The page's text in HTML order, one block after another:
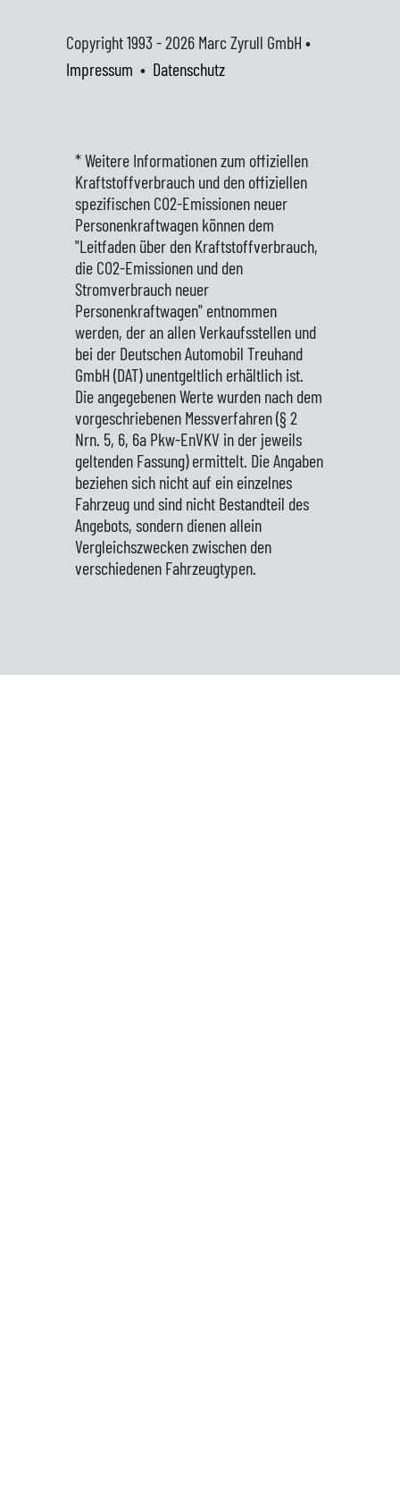
Copyright 1993 - 2026 Marc Zyrull GmbH •
Impressum • Datenschutz
* Weitere Informationen zum offiziellen
Kraftstoffverbrauch und den offiziellen
spezifischen CO2-Emissionen neuer
Personenkraftwagen können dem
"Leitfaden über den Kraftstoffverbrauch,
die CO2-Emissionen und den
Stromverbrauch neuer
Personenkraftwagen" entnommen
werden, der an allen Verkaufsstellen und
bei der Deutschen Automobil Treuhand
GmbH (DAT) unentgeltlich erhältlich ist.
Die angegebenen Werte wurden nach dem
vorgeschriebenen Messverfahren (§ 2
Nrn. 5, 6, 6a Pkw-EnVKV in der jeweils
geltenden Fassung) ermittelt. Die Angaben
beziehen sich nicht auf ein einzelnes
Fahrzeug und sind nicht Bestandteil des
Angebots, sondern dienen allein
Vergleichszwecken zwischen den
verschiedenen Fahrzeugtypen.